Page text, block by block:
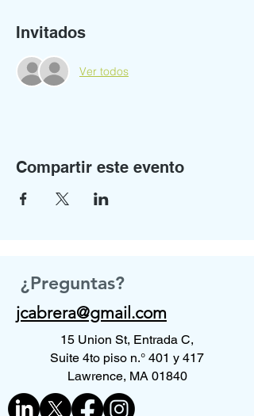
Invitados
Ver todos
Compartir este evento
¿Preguntas?
jcabrera@gmail.com
15 Union St, Entrada C,
Suite 4to piso n.° 401 y 417
Lawrence, MA 01840